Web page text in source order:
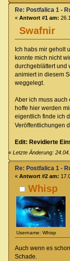
Swafnir
Re: Postfalica 1 -
« Antwort #1 am:
Ich habs mir geholt
konnte mich nicht
durchgeblättert und
animiert in diesem
weggelegt.
Aber ich muss auch
hoffe hier werden
eigentlich finde ich
Veröffentlichungen
Edit: Revidierte
«Letzte Änderung:
Whisp
Username: Whisp
Re: Postfalica 1 -
« Antwort #2 am:
Auch wenn es
Schade.